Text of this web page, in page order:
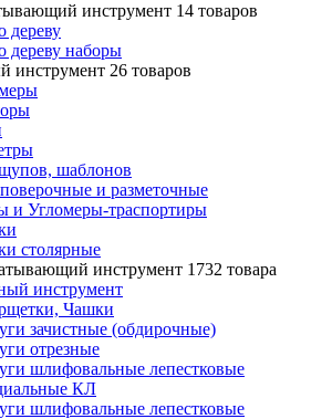
инструмент 14 товаров
дереву
дереву наборы
инструмент 26 товаров
шаблонов
и разметочные
и Угломеры-траспортиры
столярные
инструмент 1732 товара
инструмент
Чашки
зачистные (обдирочные)
отрезные
шлифовальные лепестковые
КЛ
шлифовальные лепестковые